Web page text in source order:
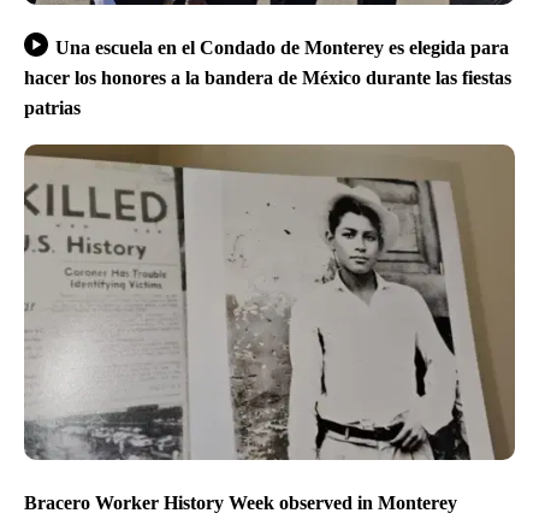
Una escuela en el Condado de Monterey es elegida para
hacer los honores a la bandera de México durante las fiestas
patrias
Bracero Worker History Week observed in Monterey